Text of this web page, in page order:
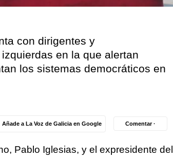
con dirigentes y
en la que alertan
los sistemas democráticos en
Añade a La Voz de Galicia en Google Comentar ·
Pablo Iglesias, y el expresidente del